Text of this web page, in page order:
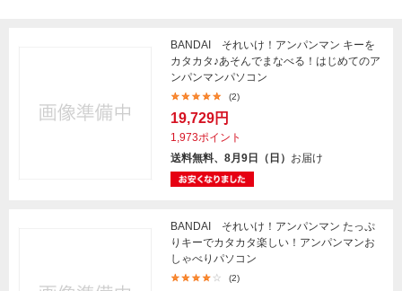
BANDAI それいけ！アンパンマン キーを
カタカタ♪あそんでまなべる！はじめてのア
ンパンマンパソコン
(2)
19,729円
1,973ポイント
送料無料、8月9日（日） お届け
BANDAI それいけ！アンパンマン たっぷ
りキーでカタカタ楽しい！アンパンマンお
しゃべりパソコン
(2)